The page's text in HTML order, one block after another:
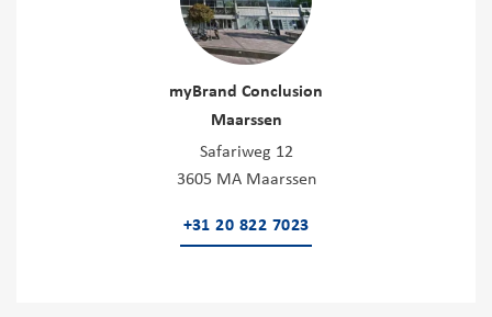
myBrand Conclusion
Maarssen
Safariweg 12
3605 MA Maarssen
+31 20 822 7023